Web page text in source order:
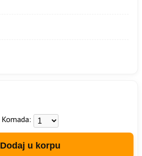
Komada:
Dodaj u korpu